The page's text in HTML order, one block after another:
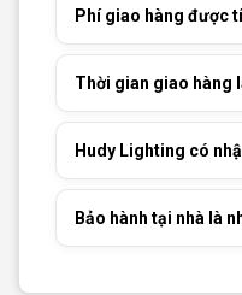
Phí giao hàng được
Thời gian giao hàng
Hudy Lighting có
Bảo hành tại nhà là